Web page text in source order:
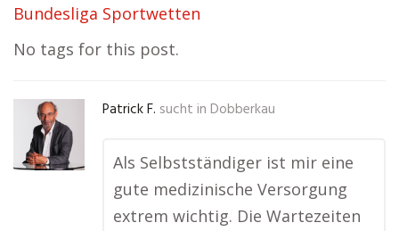
Bundesliga Sportwetten
No tags for this post.
Patrick F. sucht in Dobberkau
Als Selbstständiger ist mir eine
gute medizinische Versorgung
extrem wichtig. Die Wartezeiten